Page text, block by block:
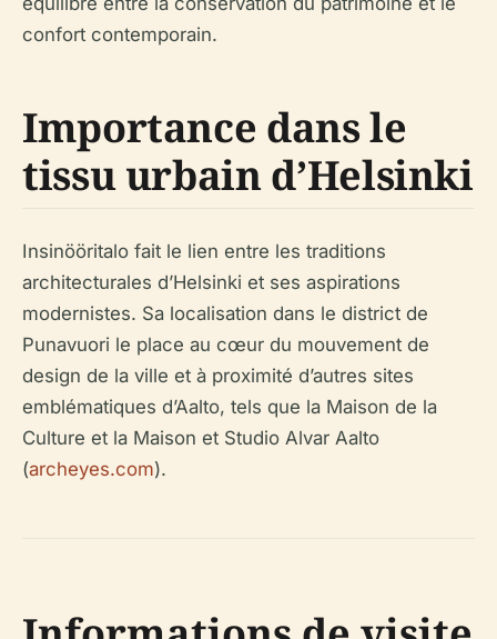
confort contemporain.
Importance dans le
tissu urbain d’Helsinki
Insinööritalo fait le lien entre les traditions
architecturales d’Helsinki et ses aspirations
modernistes. Sa localisation dans le district de
Punavuori le place au cœur du mouvement de
design de la ville et à proximité d’autres sites
emblématiques d’Aalto, tels que la Maison de la
Culture et la Maison et Studio Alvar Aalto
(archeyes.com).